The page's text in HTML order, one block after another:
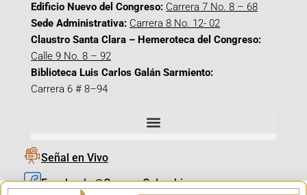
Edificio Nuevo del Congreso: Carrera 7 No. 8 – 68
Sede Administrativa: Carrera 8 No. 12- 02
Claustro Santa Clara – Hemeroteca del Congreso:
Calle 9 No. 8 – 92
Biblioteca Luis Carlos Galán Sarmiento:
Carrera 6 # 8–94
Señal en Vivo
Facebook_@CamaraColombia